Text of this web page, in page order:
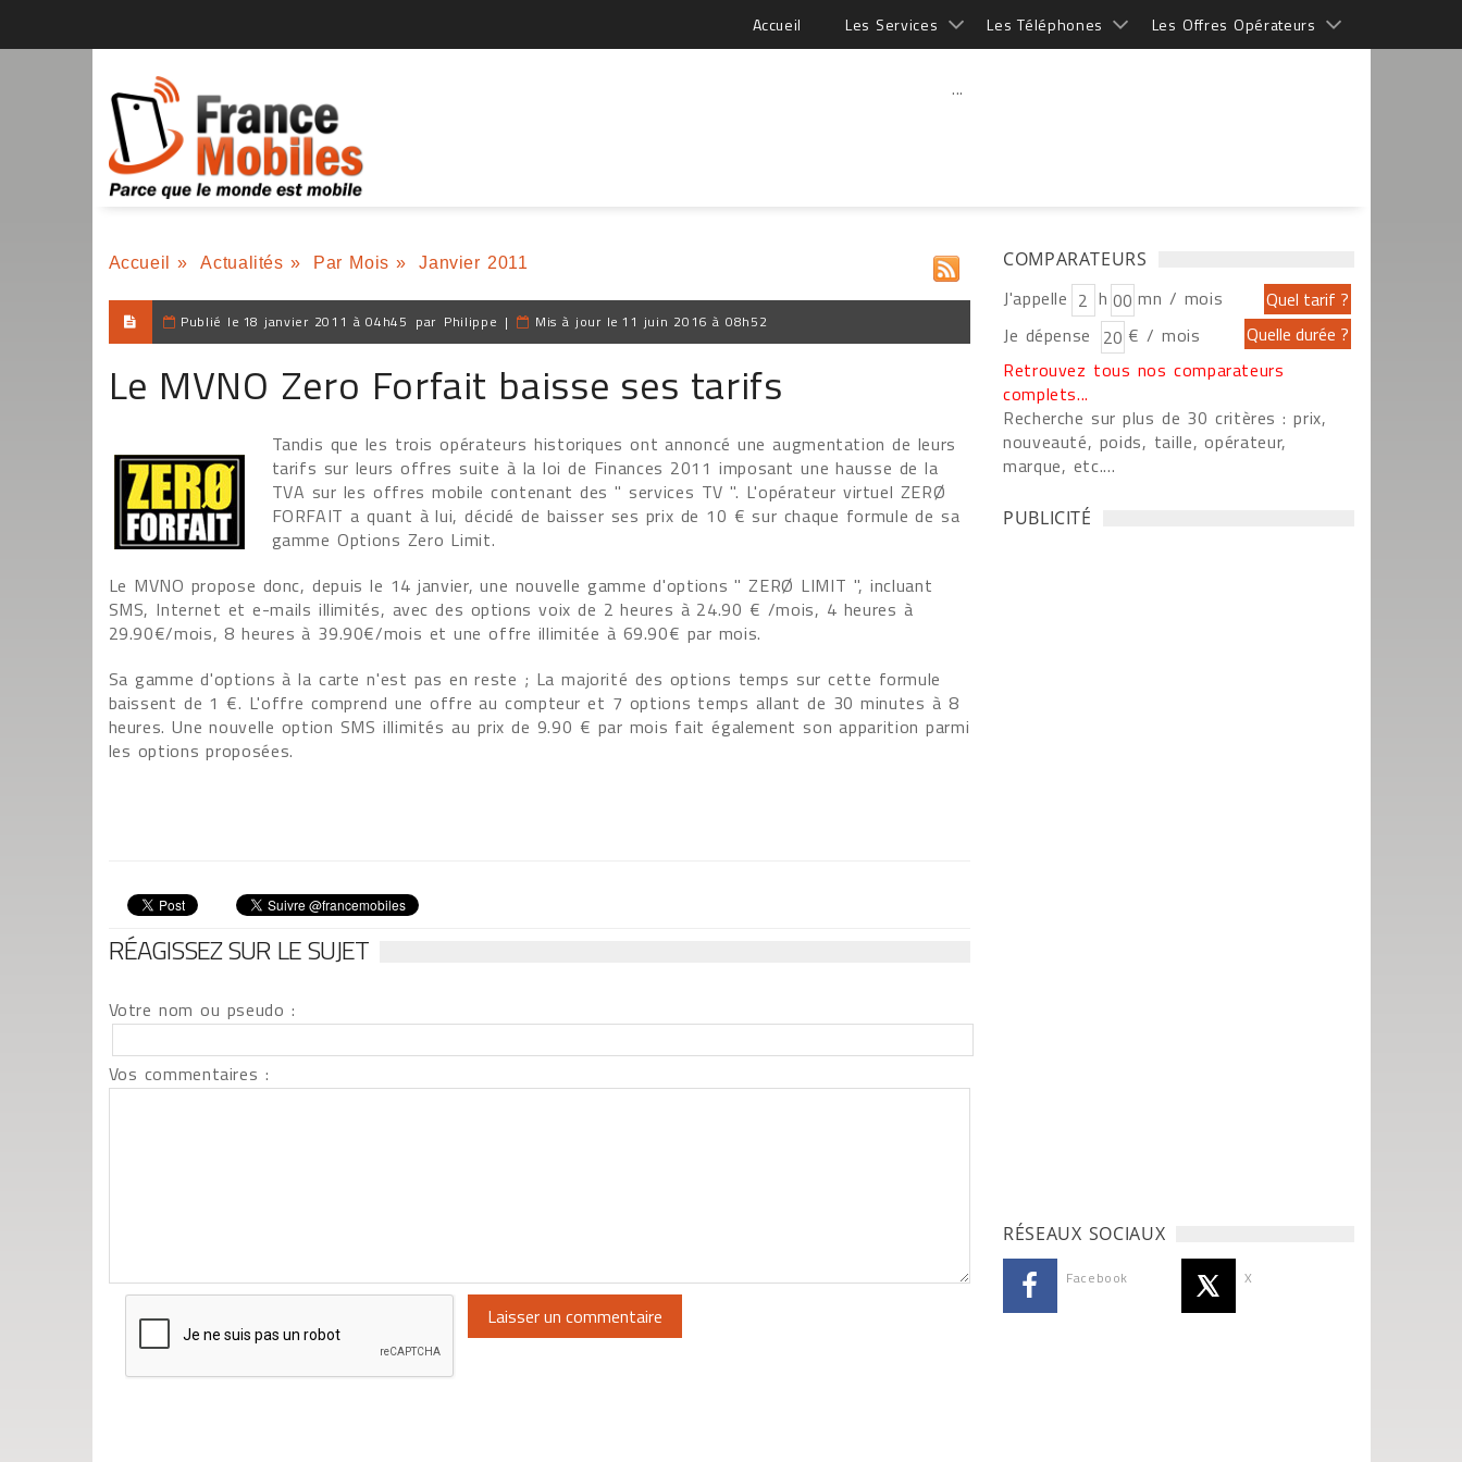
Accueil Les Services Les Téléphones Les Offres Opérateurs
...
Accueil » Actualités » Par Mois » Janvier 2011
Publié le 18 janvier 2011 à 04h45 par Philippe | Mis à jour le 11 juin 2016 à 08h52
Le MVNO Zero Forfait baisse ses tarifs
Tandis que les trois opérateurs historiques ont annoncé une augmentation de leurs
tarifs sur leurs offres suite à la loi de Finances 2011 imposant une hausse de la
TVA sur les offres mobile contenant des " services TV ". L'opérateur virtuel ZERØ
FORFAIT a quant à lui, décidé de baisser ses prix de 10 € sur chaque formule de sa
gamme Options Zero Limit.
Le MVNO propose donc, depuis le 14 janvier, une nouvelle gamme d'options " ZERØ LIMIT ", incluant
SMS, Internet et e-mails illimités, avec des options voix de 2 heures à 24.90 € /mois, 4 heures à
29.90€/mois, 8 heures à 39.90€/mois et une offre illimitée à 69.90€ par mois.
Sa gamme d'options à la carte n'est pas en reste ; La majorité des options temps sur cette formule
baissent de 1 €. L'offre comprend une offre au compteur et 7 options temps allant de 30 minutes à 8
heures. Une nouvelle option SMS illimités au prix de 9.90 € par mois fait également son apparition parmi
les options proposées.
RÉAGISSEZ SUR LE SUJET
Votre nom ou pseudo :
Vos commentaires :
COMPARATEURS
J'appelle h
mn / mois
Je dépense
€ / mois
Retrouvez tous nos comparateurs
complets...
Recherche sur plus de 30 critères : prix,
nouveauté, poids, taille, opérateur,
marque, etc....
PUBLICITÉ
RÉSEAUX SOCIAUX
Facebook X